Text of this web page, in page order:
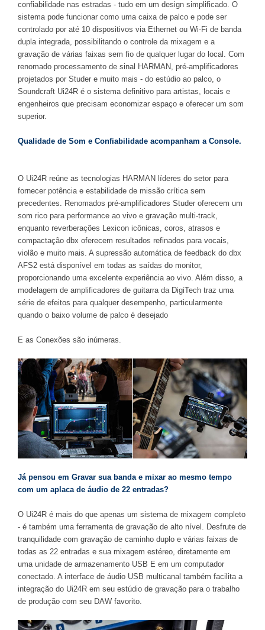
confiabilidade nas estradas - tudo em um design simplificado. O
sistema pode funcionar como uma caixa de palco e pode ser
controlado por até 10 dispositivos via Ethernet ou Wi-Fi de banda
dupla integrada, possibilitando o controle da mixagem e a
gravação de várias faixas sem fio de qualquer lugar do local. Com
renomado processamento de sinal HARMAN, pré-amplificadores
projetados por Studer e muito mais - do estúdio ao palco, o
Soundcraft Ui24R é o sistema definitivo para artistas, locais e
engenheiros que precisam economizar espaço e oferecer um som
superior.
Qualidade de Som e Confiabilidade acompanham a Console.
O Ui24R reúne as tecnologias HARMAN líderes do setor para
fornecer potência e estabilidade de missão crítica sem
precedentes. Renomados pré-amplificadores Studer oferecem um
som rico para performance ao vivo e gravação multi-track,
enquanto reverberações Lexicon icônicas, coros, atrasos e
compactação dbx oferecem resultados refinados para vocais,
violão e muito mais. A supressão automática de feedback do dbx
AFS2 está disponível em todas as saídas do monitor,
proporcionando uma excelente experiência ao vivo. Além disso, a
modelagem de amplificadores de guitarra da DigiTech traz uma
série de efeitos para qualquer desempenho, particularmente
quando o baixo volume de palco é desejado
E as Conexões são inúmeras.
Já pensou em Gravar sua banda e mixar ao mesmo tempo
com um aplaca de áudio de 22 entradas?
O Ui24R é mais do que apenas um sistema de mixagem completo
- é também uma ferramenta de gravação de alto nível. Desfrute de
tranquilidade com gravação de caminho duplo e várias faixas de
todas as 22 entradas e sua mixagem estéreo, diretamente em
uma unidade de armazenamento USB E em um computador
conectado. A interface de áudio USB multicanal também facilita a
integração do Ui24R em seu estúdio de gravação para o trabalho
de produção com seu DAW favorito.